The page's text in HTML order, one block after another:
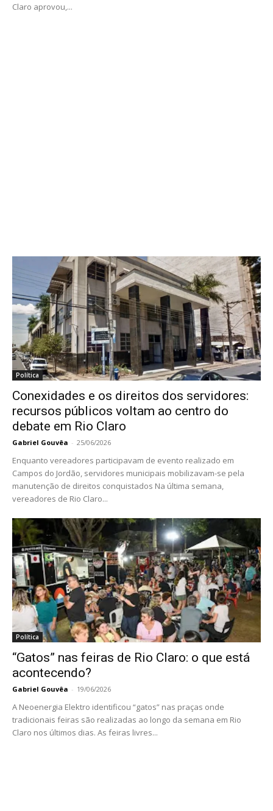
Claro aprovou,...
Política
Conexidades e os direitos dos servidores:
recursos públicos voltam ao centro do
debate em Rio Claro
Gabriel Gouvêa - 25/06/2026
Enquanto vereadores participavam de evento realizado em
Campos do Jordão, servidores municipais mobilizavam-se pela
manutenção de direitos conquistados Na última semana,
vereadores de Rio Claro...
Política
“Gatos” nas feiras de Rio Claro: o que está
acontecendo?
Gabriel Gouvêa - 19/06/2026
A Neoenergia Elektro identificou “gatos” nas praças onde
tradicionais feiras são realizadas ao longo da semana em Rio
Claro nos últimos dias. As feiras livres...